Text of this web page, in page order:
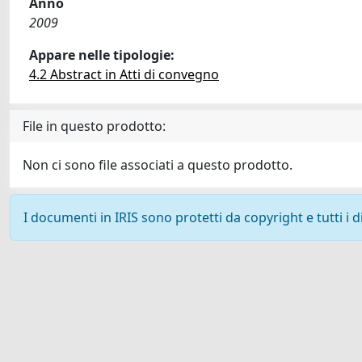
2009
Appare nelle tipologie:
4.2 Abstract in Atti di convegno
File in questo prodotto:
Non ci sono file associati a questo prodotto.
I documenti in IRIS sono protetti da copyright e tutti i